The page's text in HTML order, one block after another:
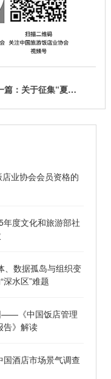
下一篇：关于征集“夏季美食”视频的通知
业协会会员资格的
度文化和旅游部社
数据孤岛与组织变
水区”难题
——《中国饭店管理
告》解读
酒店市场景气调查